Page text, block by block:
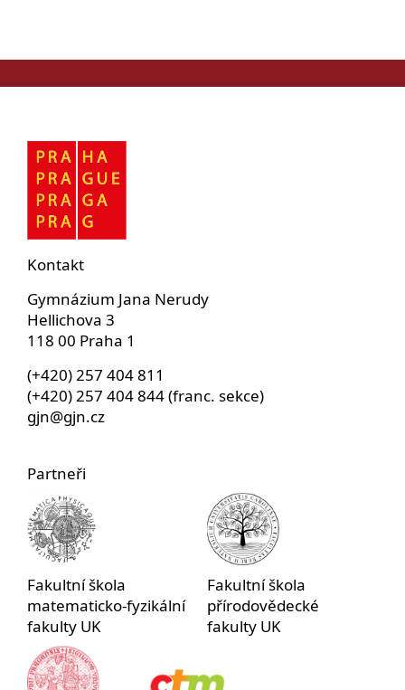
Kontakt
Gymnázium Jana Nerudy
Hellichova 3
118 00 Praha 1
(+420) 257 404 811
(+420) 257 404 844 (franc. sekce)
gjn@gjn.cz
Partneři
Fakultní škola
matematicko-fyzikální
fakulty UK
Fakultní škola
přírodovědecké
fakulty UK